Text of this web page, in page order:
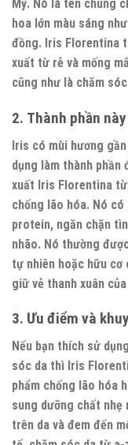
Mỹ. Nó là tên chung
hoa lớn màu sáng
đồng. Iris Florentina
xuất từ rễ và mống
cũng như là chăm
2. Thành phần
Iris có mùi hương
dụng làm thành phần
xuất Iris Florentina
chống lão hóa. Nó
protein, ngăn chặn
nhão. Nó thường
tự nhiên hoặc hữu cơ
giữ vẻ thanh xuân
3. Ưu điểm và
Nếu bạn thích sử
sóc da thì Iris
phẩm chống lão hóa
sung dưỡng chất nhẹ
trên da và đem đến